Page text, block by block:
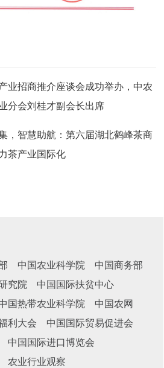
业招商推介座谈会成功举办，中农
分会刘桂才副会长出席
，智慧助航：第六届湖北鹤峰茶商
茶产业国际化
中国农业科学院
中国商务部
究院
中国国际扶贫中心
国热带农业科学院
中国农网
利大会
中国国际贸易促进会
中国国际进口博览会
农业行业观察